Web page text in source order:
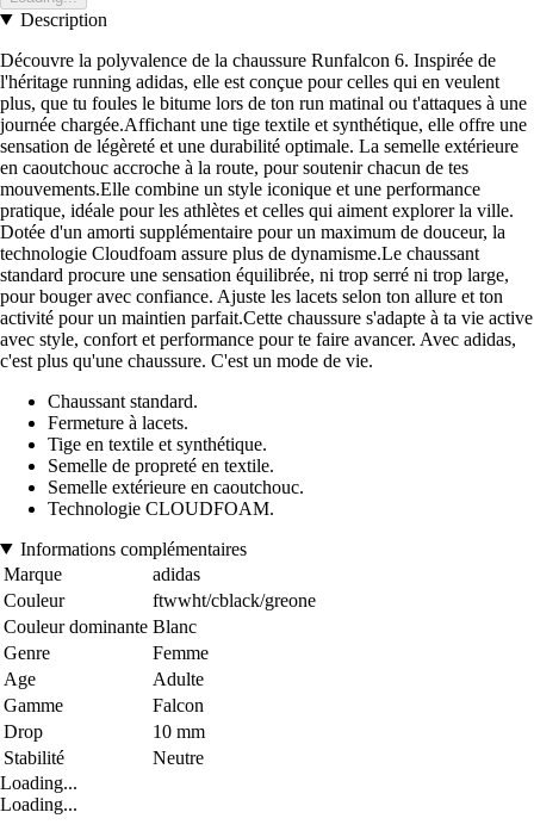
Description
Découvre la polyvalence de la chaussure Runfalcon 6. Inspirée de
l'héritage running adidas, elle est conçue pour celles qui en veulent
plus, que tu foules le bitume lors de ton run matinal ou t'attaques à une
journée chargée.Affichant une tige textile et synthétique, elle offre une
sensation de légèreté et une durabilité optimale. La semelle extérieure
en caoutchouc accroche à la route, pour soutenir chacun de tes
mouvements.Elle combine un style iconique et une performance
pratique, idéale pour les athlètes et celles qui aiment explorer la ville.
Dotée d'un amorti supplémentaire pour un maximum de douceur, la
technologie Cloudfoam assure plus de dynamisme.Le chaussant
standard procure une sensation équilibrée, ni trop serré ni trop large,
pour bouger avec confiance. Ajuste les lacets selon ton allure et ton
activité pour un maintien parfait.Cette chaussure s'adapte à ta vie active
avec style, confort et performance pour te faire avancer. Avec adidas,
c'est plus qu'une chaussure. C'est un mode de vie.
Chaussant standard.
Fermeture à lacets.
Tige en textile et synthétique.
Semelle de propreté en textile.
Semelle extérieure en caoutchouc.
Technologie CLOUDFOAM.
Informations complémentaires
Marque
adidas
Couleur
ftwwht/cblack/greone
Couleur dominante Blanc
Genre
Femme
Age
Adulte
Gamme
Falcon
Drop
10 mm
Stabilité
Neutre
Loading...
Loading...